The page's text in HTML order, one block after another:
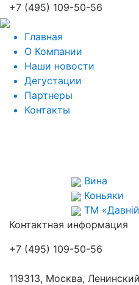
+7 (495) 109-50-56
Главная
О Компании
Наши новости
Дегустации
Партнеры
Контакты
Вина
Коньяки
ТМ
Контактная информация
+7 (495) 109-50-56
119313, Москва,